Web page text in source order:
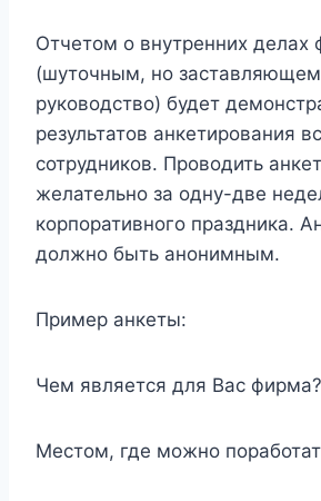
Отчетом о внутренних делах
(шуточным, но заставляющем
руководство) будет
результатов анкетирования
сотрудников. Проводить
желательно за одну-две
корпоративного праздника.
должно быть анонимным.
Пример анкеты:
Чем является для Вас фирма?
Местом, где можно